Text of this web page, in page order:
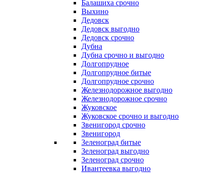
Балашиха срочно
Выхино
Дедовск
Дедовск выгодно
Дедовск срочно
Дубна
Дубна срочно и выгодно
Долгопрудное
Долгопрудное битые
Долгопрудное срочно
Железнодорожное выгодно
Железнодорожное срочно
Жуковское
Жуковское срочно и выгодно
Звенигород срочно
Звенигород
Зеленоград битые
Зеленоград выгодно
Зеленоград срочно
Ивантеевка выгодно